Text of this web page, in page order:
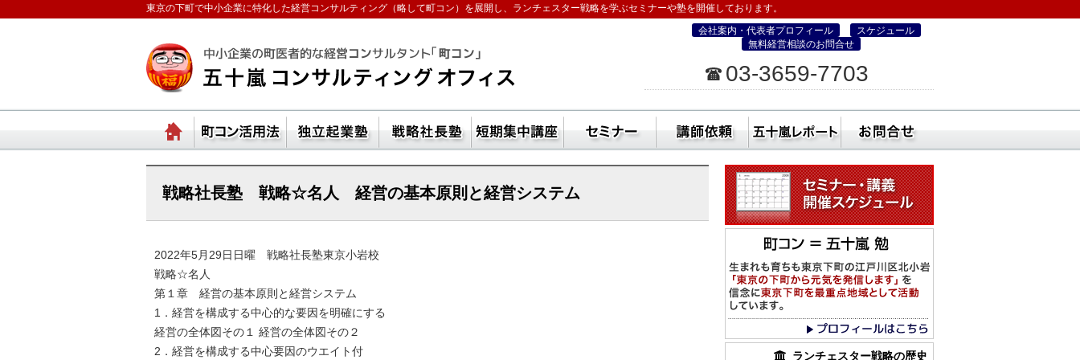
東京の下町で中小企業に特化した経営コンサルティング（略して町コン）を展開し、ランチェスター戦略を学ぶセミナーや塾を開催しております。
ランチェスターの法則を学ぶなら五十嵐コンサルティングオフィス
会社案内・代表者プロフィール
スケジュール
無料経営相談のお問合せ
03-3659-7703
ホーム 町コン活用方法 独立起業塾 戦略社長塾東京・（ランチェスター経営・町コン経営塾）
短期集中講座 セミナー 社員研修・講師依頼五十嵐レポート
戦略社長塾 戦略☆名人 経営の基本原則と経営システム
2022年5月29日日曜 戦略社長塾東京小岩校
戦略☆名人
第１章 経営の基本原則と経営システム
1．経営を構成する中心的な要因を明確にする
経営の全体図その１ 経営の全体図その２
2．経営を構成する中心要因のウエイト付
ランチェスター戦略の歴史